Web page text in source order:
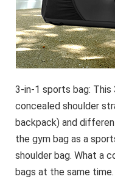
3-in-1 sports bag:
concealed shoulder
backpack) and
the gym bag as a
shoulder bag. What a
bags at the same time.